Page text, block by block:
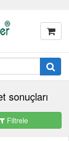
sonuçları
Filtrele